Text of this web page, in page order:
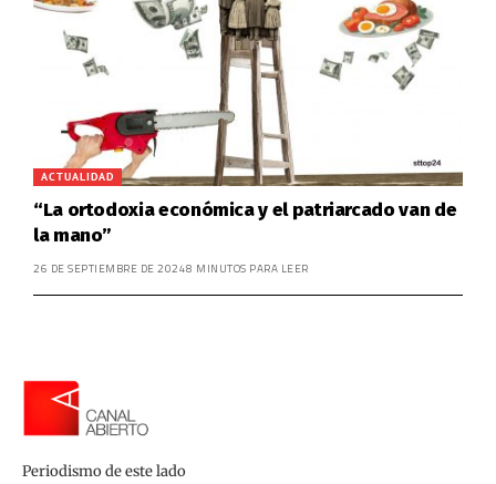
ACTUALIDAD
“La ortodoxia económica y el patriarcado van de
la mano”
26 DE SEPTIEMBRE DE 20248 MINUTOS PARA LEER
Periodismo de este lado